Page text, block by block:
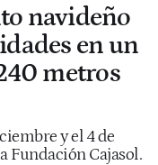
navideño
en un
metros
y el 4 de
Fundación Cajasol.